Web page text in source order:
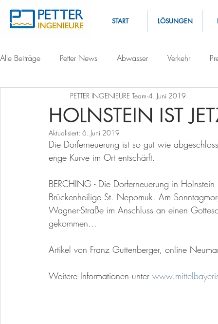
START LÖSUNGEN
Alle Beiträge Petter News Abwasser Verkehr
HOLNSTEIN IST
PETTER INGENIEURE Team 4. Juni 2019
Aktualisiert: 6. Juni 2019
Die Dorferneuerung ist so gut wie
enge Kurve im Ort entschärft.
BERCHING - Die Dorferneuerung in
Brückenheilige St. Nepomuk. Am
Wagner-Straße im Anschluss an einen
gekommen...
Artikel von Franz Guttenberger, online
Weitere Informationen unter